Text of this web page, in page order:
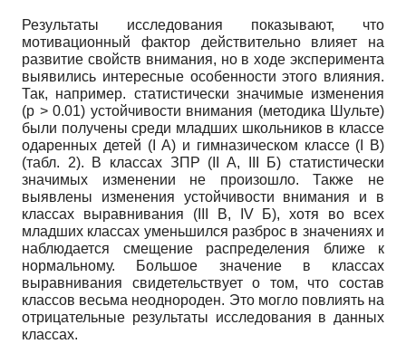
Результаты исследования показывают, что
мотивационный фактор действительно влияет на
развитие свойств внимания, но в ходе эксперимента
выявились интересные особенности этого влияния.
Так, например. статистически значимые изменения
(р > 0.01) устойчивости внимания (методика Шульте)
были получены среди младших школьников в классе
одаренных детей (I А) и гимназическом классе (I В)
(табл. 2). В классах ЗПР (II A, III Б) статистически
значимых изменении не произошло. Также не
выявлены изменения устойчивости внимания и в
классах выравнивания (III В, IV Б), хотя во всех
младших классах уменьшился разброс в значениях и
наблюдается смещение распределения ближе к
нормальному. Большое значение в классах
выравнивания свидетельствует о том, что состав
классов весьма неоднороден. Это могло повлиять на
отрицательные результаты исследования в данных
классах.